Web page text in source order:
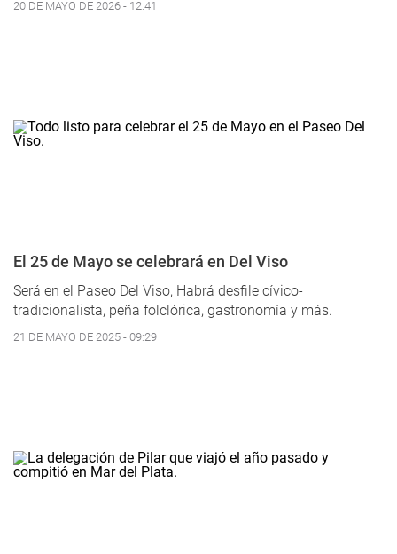
20 DE MAYO DE 2026 - 12:41
El 25 de Mayo se celebrará en Del Viso
Será en el Paseo Del Viso, Habrá desfile cívico-
tradicionalista, peña folclórica, gastronomía y más.
21 DE MAYO DE 2025 - 09:29